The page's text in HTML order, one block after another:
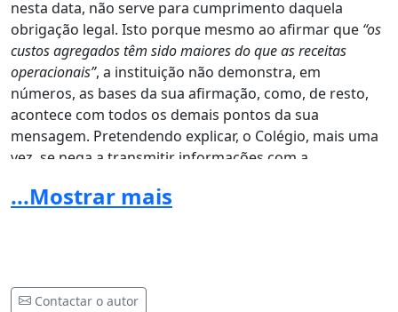
nesta data, não serve para cumprimento daquela
obrigação legal. Isto porque mesmo ao afirmar que “os
custos agregados têm sido maiores do que as receitas
operacionais”, a instituição não demonstra, em
números, as bases da sua afirmação, como, de resto,
acontece com todos os demais pontos da sua
mensagem. Pretendendo explicar, o Colégio, mais uma
vez, se nega a transmitir informações com a
por lei para o caso presente.
inviável para grande parte das famílias a manutenção
...Mostrar mais
Contactar o autor